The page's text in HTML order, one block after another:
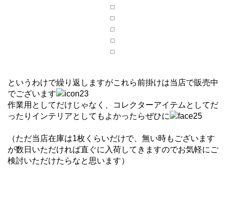
というわけで繰り返しますがこれら前掛けは当店で販売中
でございます
作業用としてだけじゃなく、コレクターアイテムとしてだ
ったりインテリアとしてもよかったらぜひに
（ただ当店在庫は1枚くらいだけで、無い時もございます
が数日いただければ直ぐに入荷してきますのでお気軽にご
検討いただけたらなと思います）